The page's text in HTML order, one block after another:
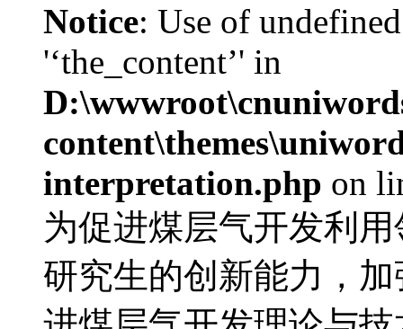
Notice: Use of
'‘the_content’' in
interpretation.php on
为促进煤层气开发利
研究生的创新能力，